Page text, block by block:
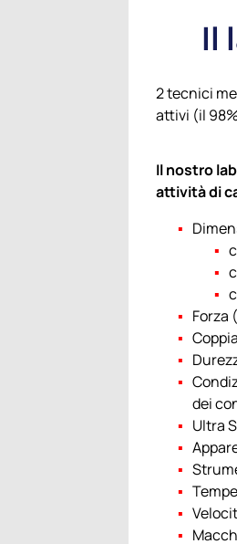
Il
2 tecnici
attivi (il
Il nostro
attività di
Forza
dei
Ultra